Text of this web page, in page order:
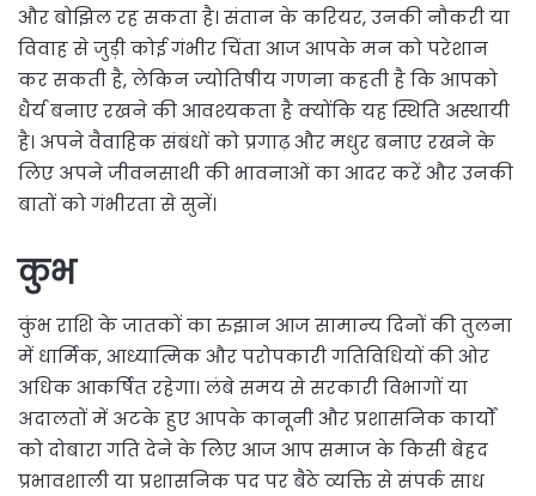
और बोझिल रह सकता है। संतान के करियर, उनकी नौकरी या
विवाह से जुड़ी कोई गंभीर चिंता आज आपके मन को परेशान
कर सकती है, लेकिन ज्योतिषीय गणना कहती है कि आपको
धैर्य बनाए रखने की आवश्यकता है क्योंकि यह स्थिति अस्थायी
है। अपने वैवाहिक संबंधों को प्रगाढ़ और मधुर बनाए रखने के
लिए अपने जीवनसाथी की भावनाओं का आदर करें और उनकी
बातों को गंभीरता से सुनें।
कुभ
कुंभ राशि के जातकों का रुझान आज सामान्य दिनों की तुलना
में धार्मिक, आध्यात्मिक और परोपकारी गतिविधियों की ओर
अधिक आकर्षित रहेगा। लंबे समय से सरकारी विभागों या
अदालतों में अटके हुए आपके कानूनी और प्रशासनिक कार्यों
को दोबारा गति देने के लिए आज आप समाज के किसी बेहद
प्रभावशाली या प्रशासनिक पद पर बैठे व्यक्ति से संपर्क साध